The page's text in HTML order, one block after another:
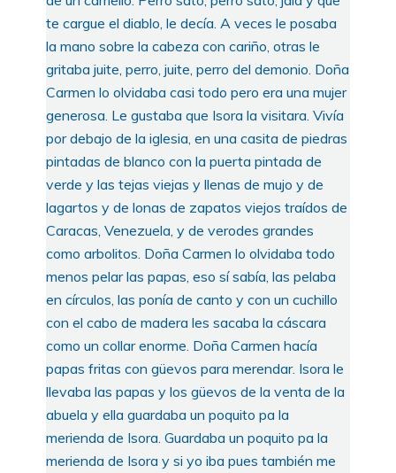
te cargue el diablo, le decía. A veces le posaba
la mano sobre la cabeza con cariño, otras le
gritaba juite, perro, juite, perro del demonio. Doña
Carmen lo olvidaba casi todo pero era una mujer
generosa. Le gustaba que Isora la visitara. Vivía
por debajo de la iglesia, en una casita de piedras
pintadas de blanco con la puerta pintada de
verde y las tejas viejas y llenas de mujo y de
lagartos y de lonas de zapatos viejos traídos de
Caracas, Venezuela, y de verodes grandes
como arbolitos. Doña Carmen lo olvidaba todo
menos pelar las papas, eso sí sabía, las pelaba
en círculos, las ponía de canto y con un cuchillo
con el cabo de madera les sacaba la cáscara
como un collar enorme. Doña Carmen hacía
papas fritas con güevos para merendar. Isora le
llevaba las papas y los güevos de la venta de la
abuela y ella guardaba un poquito pa la
merienda de Isora. Guardaba un poquito pa la
merienda de Isora y si yo iba pues también me